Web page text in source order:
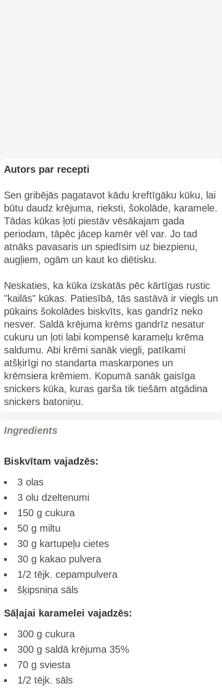
Autors par recepti
Sen gribējās pagatavot kādu kreftīgāku kūku, lai
būtu daudz krējuma, rieksti, šokolāde, karamele.
Tādas kūkas ļoti piestāv vēsākajam gada
periodam, tāpēc jācep kamēr vēl var. Jo tad
atnāks pavasaris un spiedīsim uz biezpienu,
augļiem, ogām un kaut ko diētisku.
Neskaties, ka kūka izskatās pēc kārtīgas rustic
"kailās" kūkas. Patiesībā, tās sastāvā ir viegls un
pūkains šokolādes biskvīts, kas gandrīz neko
nesver. Saldā krējuma krēms gandrīz nesatur
cukuru un ļoti labi kompensē karameļu krēma
saldumu. Abi krēmi sanāk viegli, patīkami
atšķirīgi no standarta maskarpones un
krēmsiera krēmiem. Kopumā sanāk gaisīga
snickers kūka, kuras garša tik tiešām atgādina
snickers batoniņu.
Ingredients
Biskvītam vajadzēs:
3 olas
3 olu dzeltenumi
150 g cukura
50 g miltu
30 g kartupeļu cietes
30 g kakao pulvera
1/2 tējk. cepampulvera
šķipsniņa sāls
Sāļajai karamelei vajadzēs:
300 g cukura
300 g saldā krējuma 35%
70 g sviesta
1/2 tējk. sāls